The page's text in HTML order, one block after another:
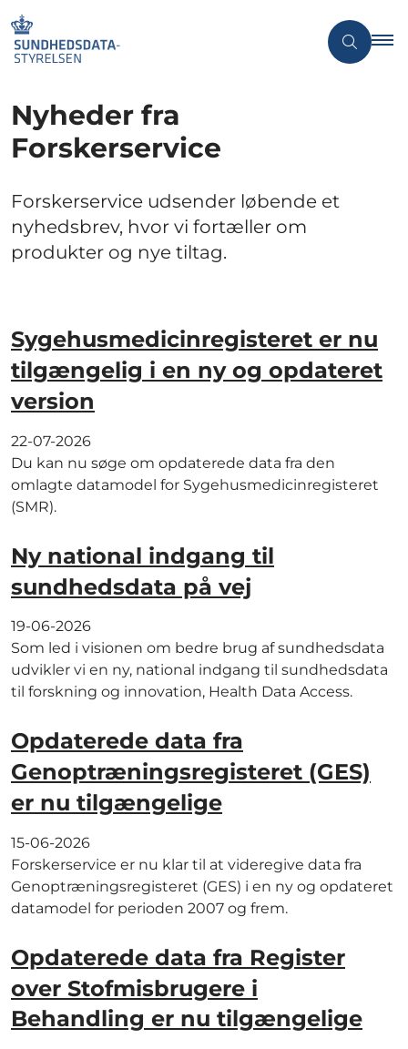
Nyheder fra
Forskerservice
Forskerservice udsender løbende et
nyhedsbrev, hvor vi fortæller om
produkter og nye tiltag.
Sygehusmedicinregisteret er nu
tilgængelig i en ny og opdateret
version
22-07-2026
Du kan nu søge om opdaterede data fra den
omlagte datamodel for Sygehusmedicinregisteret
(SMR).
Ny national indgang til
sundhedsdata på vej
19-06-2026
Som led i visionen om bedre brug af sundhedsdata
udvikler vi en ny, national indgang til sundhedsdata
til forskning og innovation, Health Data Access.
Opdaterede data fra
Genoptræningsregisteret (GES)
er nu tilgængelige
15-06-2026
Forskerservice er nu klar til at videregive data fra
Genoptræningsregisteret (GES) i en ny og opdateret
datamodel for perioden 2007 og frem.
Opdaterede data fra Register
over Stofmisbrugere i
Behandling er nu tilgængelige